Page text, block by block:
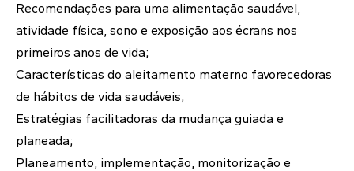
Recomendações para uma alimentação saudável,
atividade física, sono e exposição aos écrans nos
primeiros anos de vida;
Características do aleitamento materno favorecedoras
de hábitos de vida saudáveis;
Estratégias facilitadoras da mudança guiada e
planeada;
Planeamento, implementação, monitorização e